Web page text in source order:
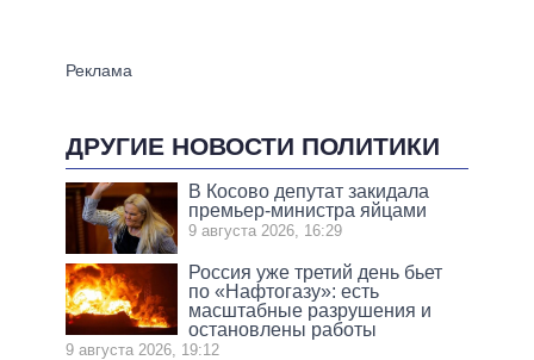
ДРУГИЕ НОВОСТИ ПОЛИТИКИ
В Косово депутат закидала
премьер-министра яйцами
9 августа 2026, 16:29
Россия уже третий день бьет
по «Нафтогазу»: есть
масштабные разрушения и
остановлены работы
9 августа 2026, 19:12